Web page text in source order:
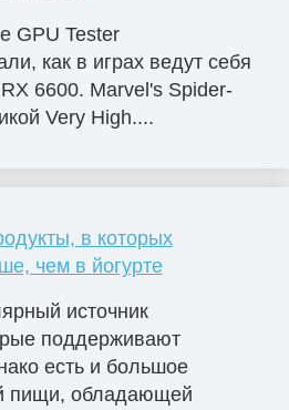
GPU Tester
как в играх ведут себя
6600. Marvel's Spider-
Very High....
в которых
чем в йогурте
источник
поддерживают
есть и большое
пищи, обладающей